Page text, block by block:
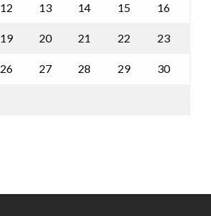
12 13 14 15 16
19 20 21 22 23
26 27 28 29 30